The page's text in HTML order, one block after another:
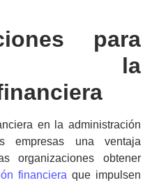
para
la
en la administración
empresas una ventaja
organizaciones obtener
financiera que impulsen